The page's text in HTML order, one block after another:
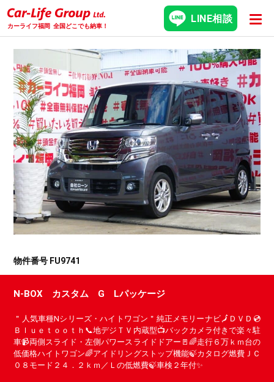
カーライフ福岡 全国どこでも納車！
LINE相談
物件番号 FU9741
N-BOX カスタム G Lパッケージ
＂人気車種Nシリーズ・ハイトワゴン＂純正メモリーナビ🗾ＤＶＤ💿
Ｂｌｕｅｔｏｏｔｈ📞地デジＴＶ内蔵型📺バックカメラ付きで楽々駐
車📹両側スライド・左側パワースライドドアー🚪🌈走行６万ｋｍ台の
低価格ハイトワゴン🌈アイドリングストップ機能🍃カタログ燃費ＪＣ
０８モード２４．２ｋｍ／Ｌの低燃費🍃車検２年付✨